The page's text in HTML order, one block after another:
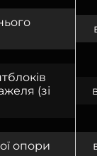
(зі
опори